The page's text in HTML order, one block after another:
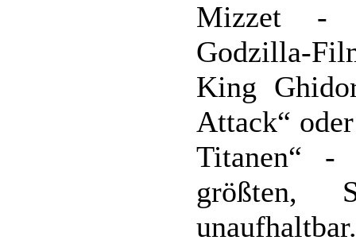
Mizzet -
Godzilla-
King
Attack“
Titanen“ -
größten,
unaufhaltbar.